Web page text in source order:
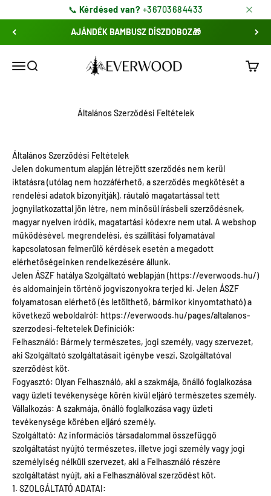
Ugrás a tartalomhoz📞 Kérdésed van? +36703684433
AJÁNDÉK BAMBUSZ DÍSZDOBOZ🎁
MenüKeresés EverWood ® Fa Karórák | Férfi & Női Kosár
Általános Szerződési Feltételek
Általános Szerződési Feltételek
Jelen dokumentum alapján létrejött szerződés nem kerül
iktatásra (utólag nem hozzáférhető, a szerződés megkötését a
rendelési adatok bizonyítják), ráutaló magatartással tett
jognyilatkozattal jön létre, nem minősül írásbeli szerződésnek,
magyar nyelven íródik, magatartási kódexre nem utal. A webshop
működésével, megrendelési, és szállítási folyamatával
kapcsolatosan felmerülő kérdések esetén a megadott
elérhetőségeinken rendelkezésére állunk.
Jelen ÁSZF hatálya Szolgáltató weblapján (https://everwoods.hu/)
és aldomainjein történő jogviszonyokra terjed ki. Jelen ÁSZF
folyamatosan elérhető (és letölthető, bármikor kinyomtatható) a
következő weboldalról: https://everwoods.hu/pages/altalanos-
szerzodesi-feltetelek Definíciók:
Felhasználó: Bármely természetes, jogi személy, vagy szervezet,
aki Szolgáltató szolgáltatásait igénybe veszi, Szolgáltatóval
szerződést köt.
Fogyasztó: Olyan Felhasználó, aki a szakmája, önálló foglalkozása
vagy üzleti tevékenysége körén kívül eljáró természetes személy.
Vállalkozás: A szakmája, önálló foglalkozása vagy üzleti
tevékenysége körében eljáró személy.
Szolgáltató: Az információs társadalommal összefüggő
szolgáltatást nyújtó természetes, illetve jogi személy vagy jogi
személyiség nélküli szervezet, aki a Felhasználó részére
szolgáltatást nyújt, aki a Felhasználóval szerződést köt.
1. SZOLGÁLTATÓ ADATAI: